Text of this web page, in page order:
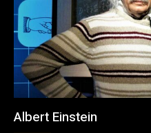
Albert Einstein